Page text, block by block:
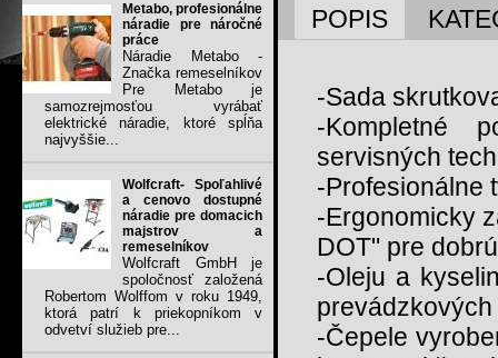
Metabo, profesionálne
náradie pre náročné
práce
Náradie Metabo -
Značka remeselníkov
Pre Metabo je
samozrejmosťou vyrábať
elektrické náradie, ktoré spĺňa
najvyššie...
Wolfcraft- Spoľahlivé
a cenovo dostupné
náradie pre domacich
majstrov a
remeselníkov
Wolfcraft GmbH je
spoločnosť založená
Robertom Wolffom v roku 1949,
ktorá patrí k priekopníkom v
odvetví služieb pre...
POPIS
-Sada
-Kompletné
servisných
-Profesionálne
-Ergonomicky
DOT" pre
-Oleju a
-Čepele